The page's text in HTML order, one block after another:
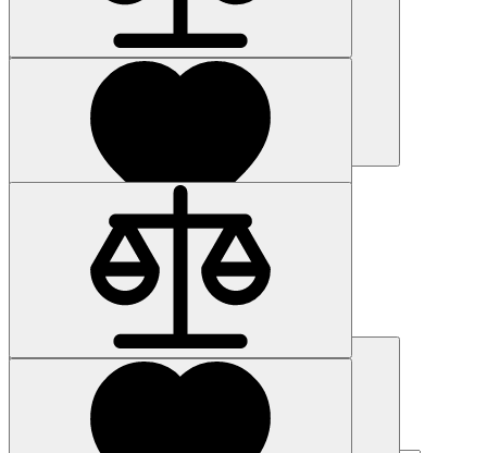
Наличие: уточняйте
Код товара: 443-01
6AG1321-1FF01-2AA0